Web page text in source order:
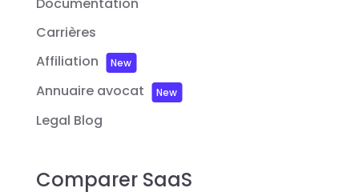
Carrières
Affiliation
New
Annuaire avocat New
Legal Blog
Comparer SaaS